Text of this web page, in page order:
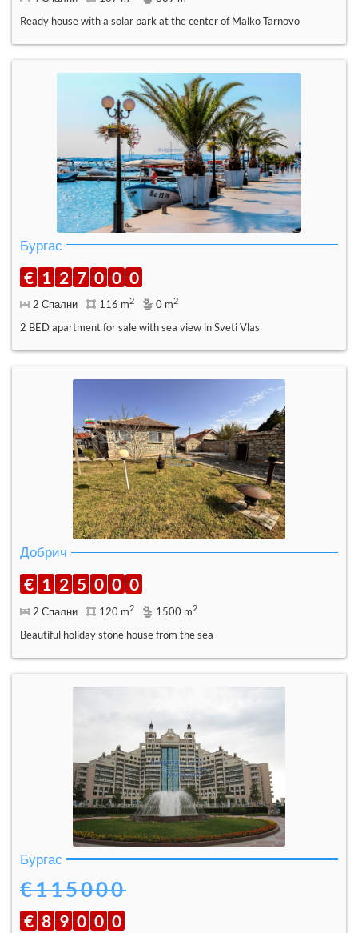
Ready house with a solar park at the center of Malko Tarnovo
Бургас
€ 1 2 7 0 0 0
2 Спални 116 m2 0 m2
2 BED apartment for sale with sea view in Sveti Vlas
Добрич
€ 1 2 5 0 0 0
2 Спални 120 m2 1500 m2
Beautiful holiday stone house from the sea
Бургас
€115000
€ 8 9 0 0 0